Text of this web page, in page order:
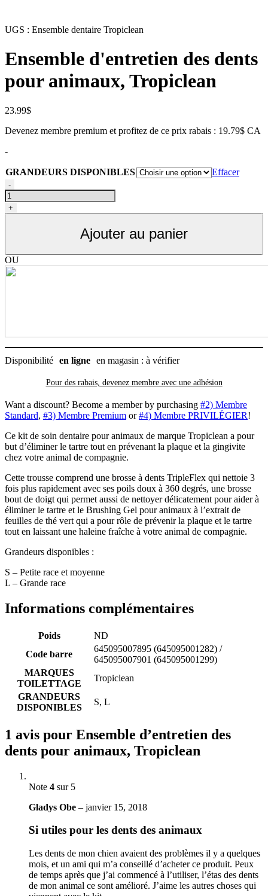
UGS : Ensemble dentaire Tropiclean
Ensemble d'entretien des dents
pour animaux, Tropiclean
23.99$
Devenez membre premium et profitez de ce prix rabais : 19.79$ CA
-
GRANDEURS DISPONIBLES
Effacer
quantité
de
Ensemble
d'entretien
animaux,
Tropiclean
-
+
Ajouter au panier
OU
Disponibilité en ligne en magasin : à vérifier
Pour des rabais, devenez membre avec une adhésion
Want a discount? Become a member by purchasing #2) Membre
Standard, #3) Membre Premium or#4) Membre PRIVILÉGIER!
Ce kit de soin dentaire pour animaux de marque Tropiclean a pour
but d’éliminer le tartre tout en prévenant la plaque et la gingivite
chez votre animal de compagnie.
Cette trousse comprend une brosse à dents TripleFlex qui nettoie 3
fois plus rapidement avec ses poils doux à 360 degrés, une brosse
bout de doigt qui permet aussi de nettoyer délicatement pour aider à
éliminer le tartre et le Brushing Gel pour animaux à l’extrait de
feuilles de thé vert qui a pour rôle de prévenir la plaque et le tartre
tout en laissant une haleine fraîche à votre animal de compagnie.
Grandeurs disponibles :
S – Petite race et moyenne
L – Grande race
Informations complémentaires
Poids
ND
Code barre
645095007895 (645095001282) /
645095007901 (645095001299)
MARQUES
TOILETTAGE
Tropiclean
GRANDEURS
DISPONIBLES
S, L
1 avis pour Ensemble d’entretien des
dents pour animaux, Tropiclean
Note 4 sur 5
Gladys Obe – janvier 15, 2018
Si utiles pour les dents des animaux
Les dents de mon chien avaient des problèmes il y a quelques
mois, et un ami qui m’a conseillé d’acheter ce produit. Peux
de temps après que j’ai commencé à l’utiliser, l’étas des dents
de mon animal ce sont amélioré. J’aime les autres choses qui